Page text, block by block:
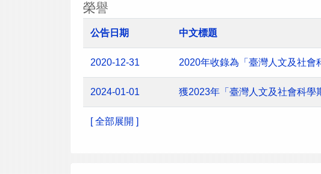
榮譽
公告日期 中文標題
2020-12-31 2020年收錄為「臺灣人文及社會
2024-01-01 獲2023年「臺灣人文及社會科學
[ 全部展開 ]